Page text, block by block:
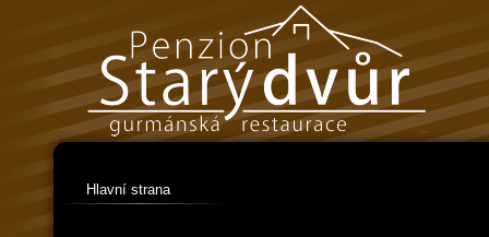
Hlavní strana